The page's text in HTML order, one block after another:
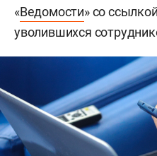
«Ведомости» со
уволившихся